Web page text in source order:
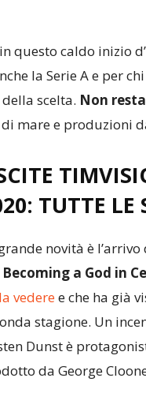
caldo inizio
la Serie A e per
scelta. Non
mare e produzioni
TUTTE LE
novità è
Becoming a God in
vederee che ha già
stagione. Un
Dunst è
da George